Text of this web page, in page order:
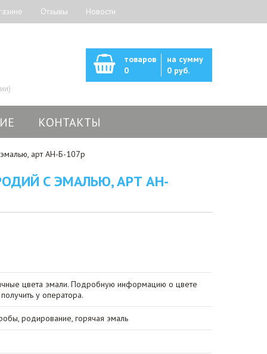
Отзывы Новости
товаров
0
на сумму
0 руб.
КОНТАКТЫ
арт АН-Б-107р
С ЭМАЛЬЮ, АРТ АН-
цвета эмали. Подробную информацию о цвете
у оператора.
родирование, горячая эмаль